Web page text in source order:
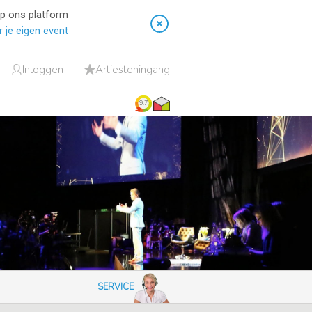
ons platform
je eigen event
Inloggen Artiesteningang
9.7
SERVICE